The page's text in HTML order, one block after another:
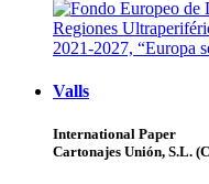
Valls
International Paper
Cartonajes Unión, S.L.